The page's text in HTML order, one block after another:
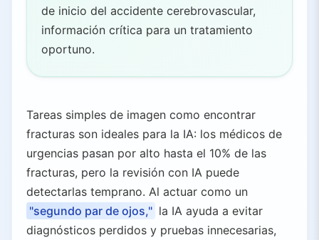
7.4.
Alucinaciones y Errores de la IA
7.5. Principios Éticos de la OMS para la IA en Salud
Regulación y Gobernanza
9. Perspectivas Futuras
9.1.
IA Generativa Avanzada
9.2. Cirugía Asistida por IA
9.3.
Monitoreo Continuo de la Salud
9.4. Gobernanza Global de la IA
10. Principales Herramientas de IA en Salud
de inicio del accidente cerebrovascular,
información crítica para un tratamiento
oportuno.
Tareas simples de imagen como encontrar
fracturas son ideales para la IA: los médicos de
urgencias pasan por alto hasta el 10% de las
fracturas, pero la revisión con IA puede
detectarlas temprano. Al actuar como un
"segundo par de ojos," la IA ayuda a evitar
diagnósticos perdidos y pruebas innecesarias,